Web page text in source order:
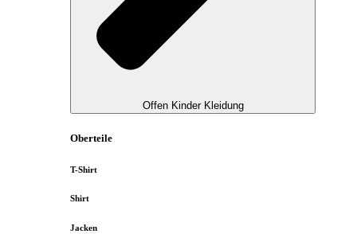
Offen Kinder Kleidung
Oberteile
T-Shirt
Shirt
Jacken